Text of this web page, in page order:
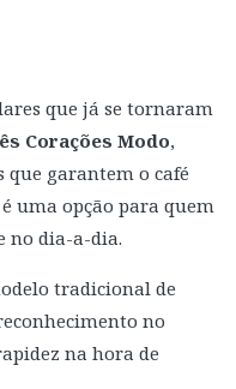
que já se tornaram
Corações Modo,
que garantem o café
uma opção para quem
no dia-a-dia.
tradicional de
no
na hora de